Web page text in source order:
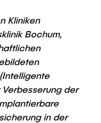
Kliniken
Bochum,
der
in der